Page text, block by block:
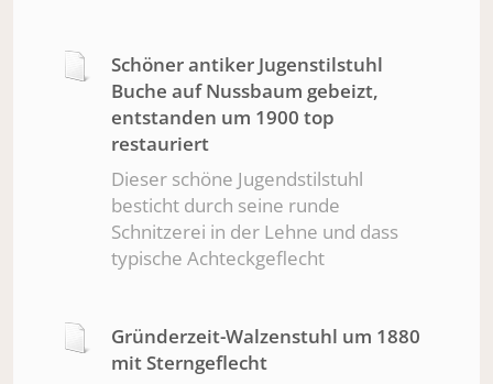
Schöner antiker Jugenstilstuhl
Buche auf Nussbaum gebeizt,
entstanden um 1900 top
restauriert
Dieser schöne Jugendstilstuhl
besticht durch seine runde
Schnitzerei in der Lehne und dass
typische Achteckgeflecht
Gründerzeit-Walzenstuhl um 1880
mit Sterngeflecht